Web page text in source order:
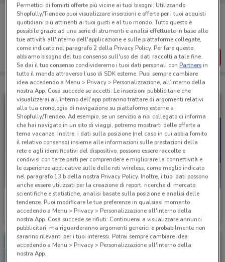
Porta DoveConviene sempre con te!
Puoi trovare le migliori offerte dei negozi vicino a te,
salvarle e creare la tua lista del risparmio, comodamente
dal tuo cellulare.
SCARICA L’APP
BENU Farmacia
Scade il 08/09 1 km
Ottica Claro
Scade il 01/09 2.3 km
Permettici di fornirti offerte più vicine ai tuoi bisogni: Utilizzando
Shopfully/Tiendeo puoi visualizzare inserzioni e offerte per i tuoi acquisti
quotidiani più attinenti ai tuoi gusti e al tuo mondo. Tutto questo è
possibile grazie ad una serie di strumenti e analisi effettuate in base alle
tue attività all'interno dell'applicazione e sulle piattaforme collegate,
come indicato nel paragrafo 2 della Privacy Policy. Per fare questo,
abbiamo bisogno del tuo consenso sull'uso dei dati raccolti a tale fine.
Se dai il tuo consenso condivideremo i tuoi dati personali conPartnersin
tutto il mondo attraverso l’uso di SDK esterne. Puoi sempre cambiare
idea accedendo a Menu > Privacy > Personalizzazione, all’interno della
nostra App. Cosa succede se accetti: Le inserzioni pubblicitarie che
visualizzerai all'interno dell’app potranno trattare di argomenti relativi
alla tua cronologia di navigazione su piattaforme esterne a
Shopfully/Tiendeo. Ad esempio, se un servizio a noi collegato ci informa
che hai navigato in un sito di viaggi, potremo mostrarti delle offerte a
tema vacanze. Inoltre, i dati sulla posizione (nel caso in cui abbia fornito
il relativo consenso) insieme alle informazioni sulle prestazioni della
rete e agli identificativi del dispositivo, possono essere raccolte e
condivisi con terze parti per comprendere e migliorare la connettività e
le esperienze applicative sulle delle reti wireless, come meglio indicato
nel paragrafo 13.b della nostra Privacy Policy. Inoltre, i tuoi dati possono
anche essere utilizzati per la creazione di report, ricerche di mercato,
scientifiche e statistiche, analisi basate sulla posizione e analisi delle
tendenze. Puoi modificare le tue preferenze in qualsiasi momento
accedendo a Menu > Privacy > Personalizzazione all'interno della
nostra App. Cosa succede se rifiuti: Continuerai a visualizzare annunci
pubblicitari, ma riguarderanno argomenti generici e probabilmente non
saranno rilevanti per i tuoi interessi. Potrai sempre cambiare idea
accedendo a Menu > Privacy > Personalizzazione all'interno della
nostra App.